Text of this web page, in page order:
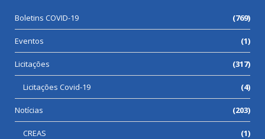
Boletins COVID-19 (769)
Eventos (1)
Licitações (317)
Licitações Covid-19 (4)
Notícias (203)
CREAS (1)